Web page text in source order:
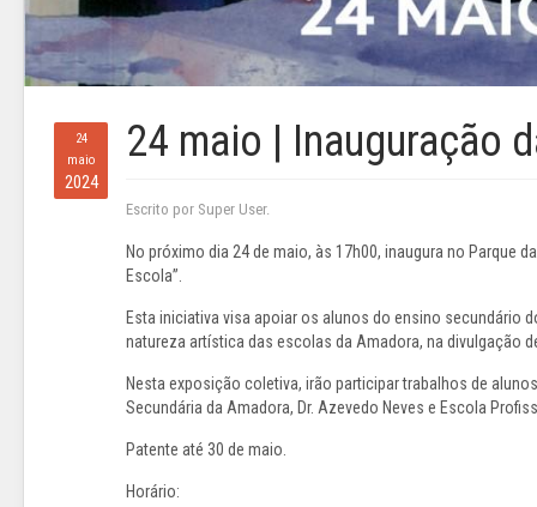
24
maio
2024
24 maio | Inauguração
Escrito por Super User.
No próximo dia 24 de maio, às 17h00, inaugura no Parque
Escola”.
Esta iniciativa visa apoiar os alunos do ensino secundário
natureza artística das escolas da Amadora, na divulgação
Nesta exposição coletiva, irão participar trabalhos de
Secundária da Amadora, Dr. Azevedo Neves e Escola
Patente até 30 de maio.
Horário: